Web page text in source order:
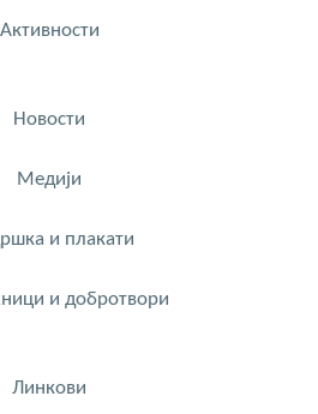
Активности
Новости
Медији
и плакати
и добротвори
Линкови